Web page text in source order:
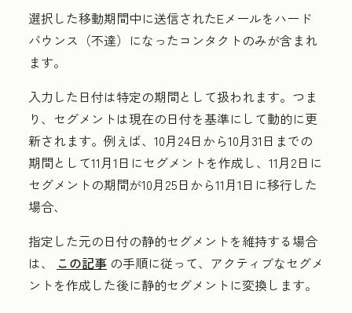
選択した移動期間中に送信されたEメールをハード
バウンス（不達）になったコンタクトのみが含まれ
ます。
入力した日付は特定の期間として扱われます。つま
り、セグメントは現在の日付を基準にして動的に更
新されます。例えば、10月24日から10月31日までの
期間として11月1日にセグメントを作成し、11月2日に
セグメントの期間が10月25日から11月1日に移行した
場合、
指定した元の日付の静的セグメントを維持する場合
は、
この記事 の手順に従って、アクティブなセグメ
ントを作成した後に静的セグメントに変換します。